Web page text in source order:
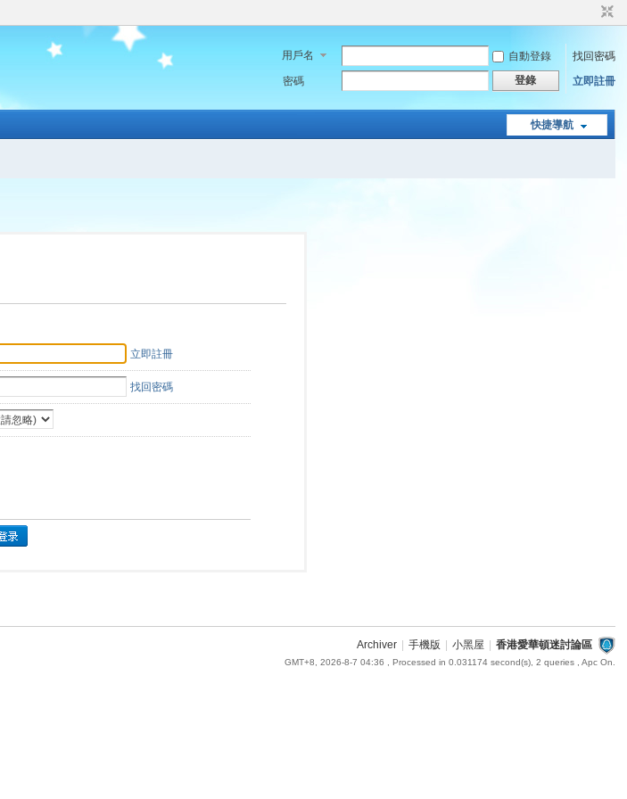
用戶名 自動登錄
找回密碼
密碼
登錄 立即註冊
快捷導航
立即註冊
找回密碼
Archiver 手機版 小黑屋 香港愛華頓迷討論區
GMT+8, 2026-8-7 04:36 , Processed in 0.031174 second(s), 2 queries , Apc On.